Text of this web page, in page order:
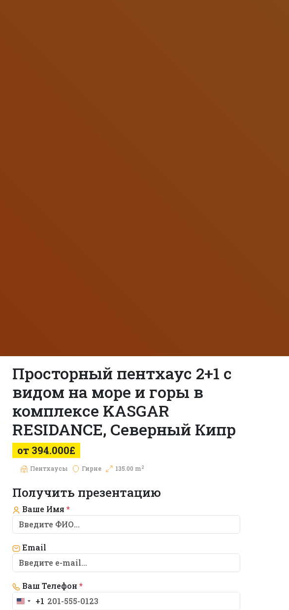
Просторный пентхаус 2+1 с
видом на море и горы в
комплексе KASGAR
RESIDANCE, Северный Кипр
от 394.000£
Пентхаусы Гирне 135.00 m2
Получить презентацию
Ваше Имя *
Email
Ваш Телефон *
United
+1